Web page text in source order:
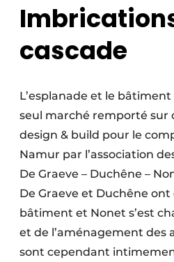
cascade
L’esplanade et le
seul marché remporté sur
design & build pour le
Namur par l’association
De Graeve – Duchêne –
De Graeve et Duchêne
bâtiment et Nonet s’est
et de l’aménagement des
sont cependant